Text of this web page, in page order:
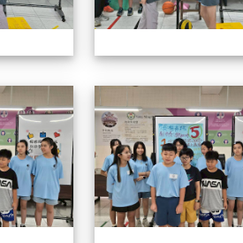
114自治市候選人政見發表會